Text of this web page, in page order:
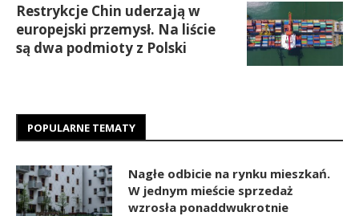
Restrykcje Chin uderzają w
europejski przemysł. Na liście
są dwa podmioty z Polski
POPULARNE TEMATY
Nagłe odbicie na rynku mieszkań.
W jednym mieście sprzedaż
wzrosła ponaddwukrotnie